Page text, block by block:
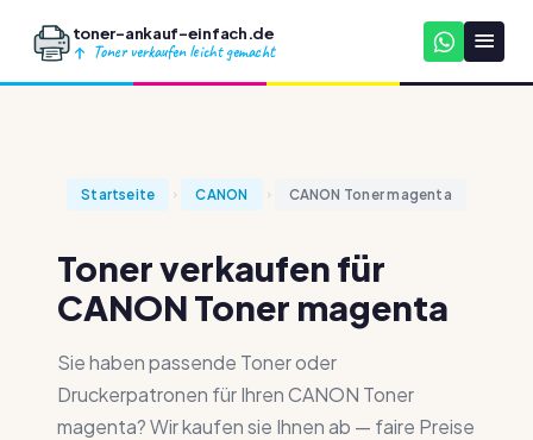
toner-ankauf-einfach.de
Toner verkaufen leicht gemacht
Startseite CANON CANON Toner magenta
Toner verkaufen für
CANON Toner magenta
Sie haben passende Toner oder
Druckerpatronen für Ihren CANON Toner
magenta? Wir kaufen sie Ihnen ab — faire Preise